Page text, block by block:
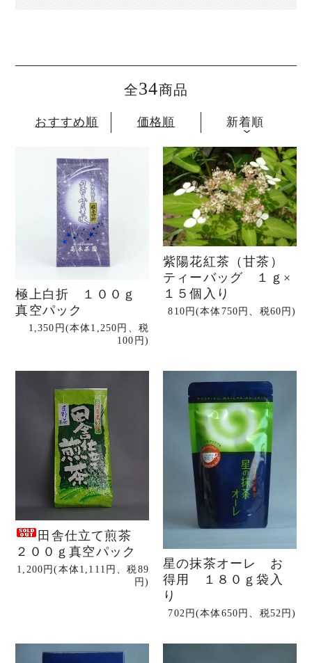
全34商品
おすすめ順 価格順 新着順
極上白折 １００ｇ
真空パック
1,350円(本体1,250円、税
100円)
紫陽花紅茶（甘茶）
ティーバッグ １ｇ×
１５個入り
810円(本体750円、税60円)
田舎仕立て煎茶
２００ｇ真空パック
1,200円(本体1,111円、税89
円)
星の抹茶オーレ お
得用 １８０ｇ袋入
り
702円(本体650円、税52円)